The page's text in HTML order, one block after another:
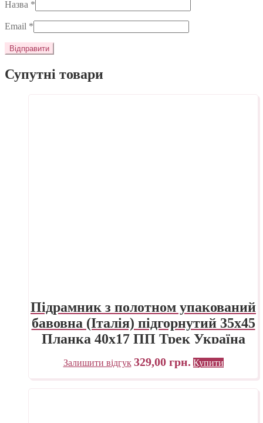
Назва *
Email *
Супутні товари
Підрамник з полотном упакований
бавовна (Італія) підгорнутий 35х45
Планка 40х17 ПП Трек Україна
Залишити відгук 329,00 грн. Купити